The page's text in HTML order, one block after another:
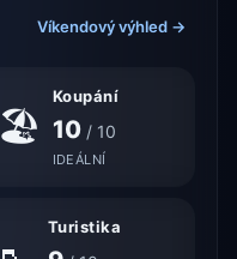
Víkendový výhled →
🏖
Koupání
10/ 10
IDEÁLNÍ
Turistika